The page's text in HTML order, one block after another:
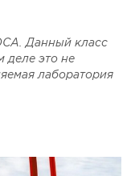
Данный класс
деле это не
лаборатория